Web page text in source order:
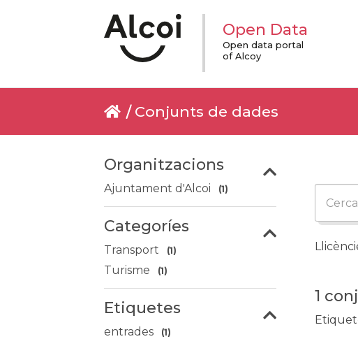
Open Data
Open data portal
of Alcoy
Conjunts de dades
Organitzacions
Ajuntament d'Alcoi (1)
Categoríes
Transport (1)
Turisme (1)
Etiquetes
entrades (1)
1